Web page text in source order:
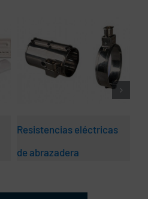
Resistencias eléctricas
de abrazadera